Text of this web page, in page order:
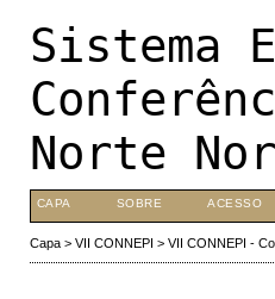
Sistema
Norte
CAPA SOBRE ACESSO
Capa> VII CONNEPI > VII CONNEPI -